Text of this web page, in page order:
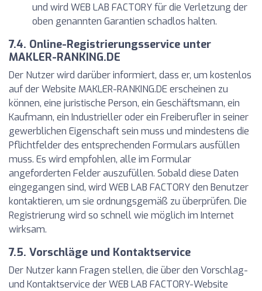
und wird WEB LAB FACTORY für die Verletzung der
oben genannten Garantien schadlos halten.
7.4. Online-Registrierungsservice unter
MAKLER-RANKING.DE
Der Nutzer wird darüber informiert, dass er, um kostenlos
auf der Website MAKLER-RANKING.DE erscheinen zu
können, eine juristische Person, ein Geschäftsmann, ein
Kaufmann, ein Industrieller oder ein Freiberufler in seiner
gewerblichen Eigenschaft sein muss und mindestens die
Pflichtfelder des entsprechenden Formulars ausfüllen
muss. Es wird empfohlen, alle im Formular
angeforderten Felder auszufüllen. Sobald diese Daten
eingegangen sind, wird WEB LAB FACTORY den Benutzer
kontaktieren, um sie ordnungsgemäß zu überprüfen. Die
Registrierung wird so schnell wie möglich im Internet
wirksam.
7.5. Vorschläge und Kontaktservice
Der Nutzer kann Fragen stellen, die über den Vorschlag-
und Kontaktservice der WEB LAB FACTORY-Website